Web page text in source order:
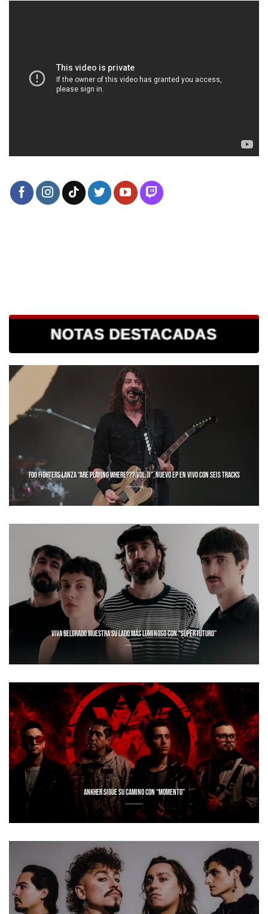
FOO FIGHTERS LANZA “ARE PLAYING WHERE??? VOL. II”, NUEVO EP EN VIVO CON SEIS TRACKS
VIVA BELGRADO MUESTRA SU LADO MÁS LUMINOSO CON “SÚPER FUTURO”
ANKHER SIGUE SU CAMINO CON “MOMENTO”